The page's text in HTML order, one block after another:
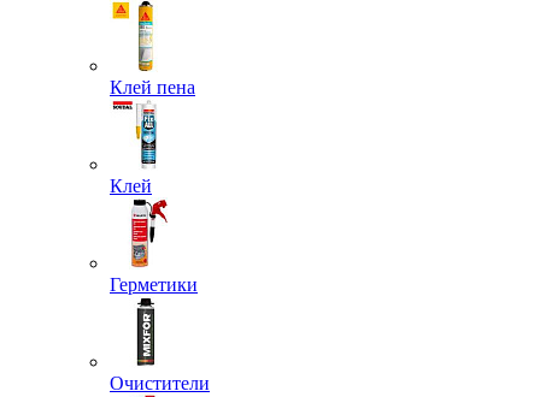
Клей пена
Клей
Герметики
Очистители